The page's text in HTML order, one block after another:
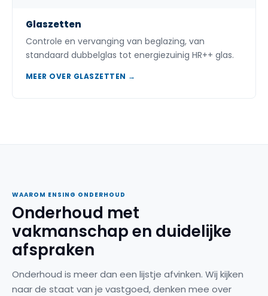
Glaszetten
Controle en vervanging van beglazing, van
standaard dubbelglas tot energiezuinig HR++ glas.
MEER OVER GLASZETTEN →
WAAROM ENSING ONDERHOUD
Onderhoud met
vakmanschap en duidelijke
afspraken
Onderhoud is meer dan een lijstje afvinken. Wij kijken
naar de staat van je vastgoed, denken mee over